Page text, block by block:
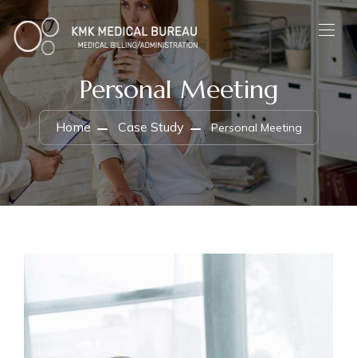
Personal Meeting
Home Case Study Personal Meeting